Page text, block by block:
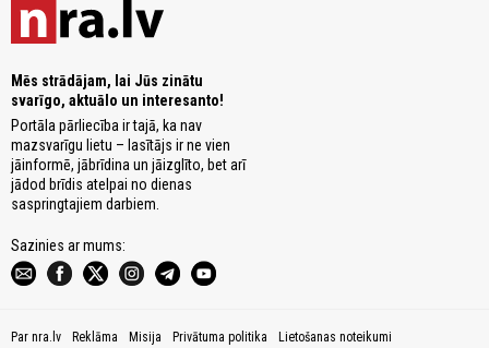
Mēs strādājam, lai Jūs zinātu
svarīgo, aktuālo un interesanto!
Portāla pārliecība ir tajā, ka nav
mazsvarīgu lietu – lasītājs ir ne vien
jāinformē, jābrīdina un jāizglīto, bet arī
jādod brīdis atelpai no dienas
saspringtajiem darbiem.
Sazinies ar mums:
Par nra.lv Reklāma Misija Privātuma politika Lietošanas noteikumi